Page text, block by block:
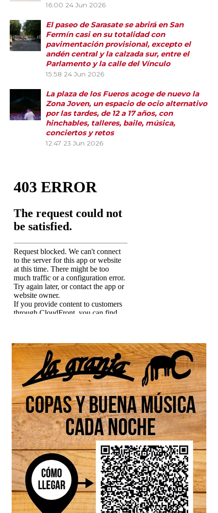
16:00 24 Jun 2026
El paseo de Sarasate se abrirá en San
Fermín casi en su totalidad con
pavimentación provisional, excepto el
andén central y la calzada sur, entre el
Parlamento y la calle del Vínculo
15:58 24 Jun 2026
La plaza de los Fueros acoge de nuevo la
Zona Joven, un espacio de ocio alternativo
por las tardes, de 12 a 17 años, con
hinchables, talleres, baile, música,
conciertos y retos
12:47 23 Jun 2026